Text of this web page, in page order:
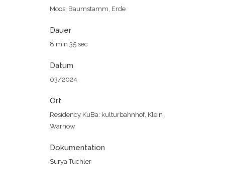
Moos, Baumstamm, Erde
Dauer
8 min 35 sec
Datum
03/2024
Ort
Residency KuBa: kulturbahnhof, Klein
Warnow
Dokumentation
Surya Tüchler